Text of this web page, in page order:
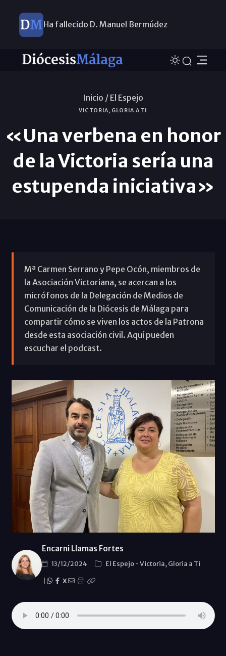
Ha fallecido D. Manuel Bermúdez
Inicio / El Espejo
VICTORIA, GLORIA A TI
«Una verbena en honor
de la Victoria sería una
estupenda iniciativa»
Mª Carmen Serrano y Pepe Ocón, miembros de
la Asociación Victoriana, se acercan a los
micrófonos de la Delegación de Medios de
Comunicación de la Diócesis de Málaga para
compartir cómo se viven los actos de la Patrona
desde esta asociación civil. Aquí pueden
escuchar el podcast.
Encarni Llamas Fortes
13/12/2024 El Espejo-Victoria, Gloria a Ti
X